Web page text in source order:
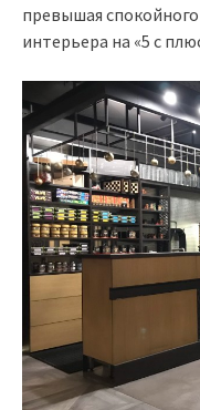
превышая
интерьера на «5 с